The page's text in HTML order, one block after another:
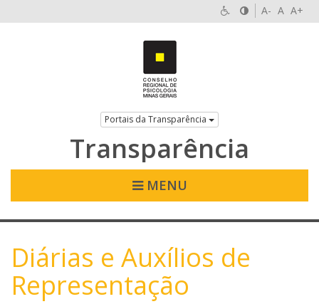
A- A A+
Portais da Transparência
Transparência
MENU
Diárias e Auxílios de
Representação